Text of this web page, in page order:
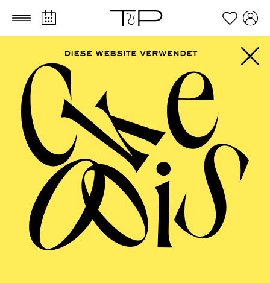
Zum Hauptinhalt springen Zum Footer springen
Ralf Käselau
Ralf Käselau, Jahrgang 1972, ist aufgewachsen in
Schleswig Holstein und lebt mit seiner Familie im
Oderbruch bei Berlin.
Er studierte an der Hochschule der Künste Berlin in der
Bühnenbildklasse von Achim Freyer. Nach seinem
Abschluss assistierte er an der Schaubühne Berlin. Seit
2001 ist er freiberuflich als Bühnen- und
Kostümbildner für Schauspiel und Musiktheater tätig.
Wichtige Stationen waren u. a. das Schauspiel